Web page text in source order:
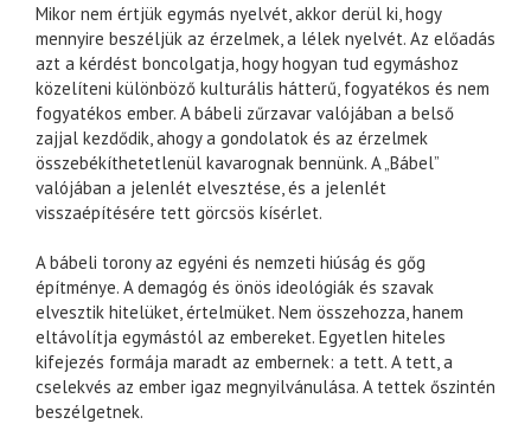
Mikor nem értjük egymás nyelvét, akkor derül ki, hogy
mennyire beszéljük az érzelmek, a lélek nyelvét. Az előadás
azt a kérdést boncolgatja, hogy hogyan tud egymáshoz
közelíteni különböző kulturális hátterű, fogyatékos és nem
fogyatékos ember. A bábeli zűrzavar valójában a belső
zajjal kezdődik, ahogy a gondolatok és az érzelmek
összebékíthetetlenül kavarognak bennünk. A „Bábel”
valójában a jelenlét elvesztése, és a jelenlét
visszaépítésére tett görcsös kísérlet.
A bábeli torony az egyéni és nemzeti hiúság és gőg
építménye. A demagóg és önös ideológiák és szavak
elvesztik hitelüket, értelmüket. Nem összehozza, hanem
eltávolítja egymástól az embereket. Egyetlen hiteles
kifejezés formája maradt az embernek: a tett. A tett, a
cselekvés az ember igaz megnyilvánulása. A tettek őszintén
beszélgetnek.